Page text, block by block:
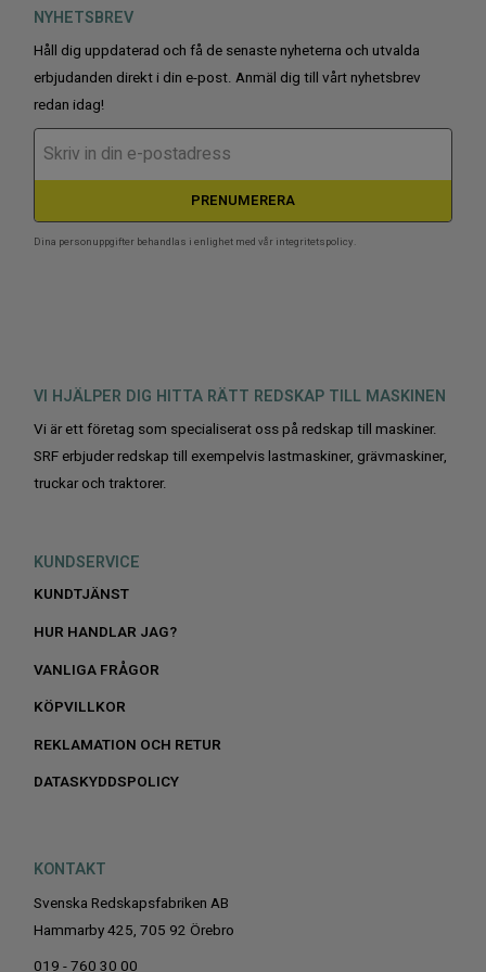
NYHETSBREV
Håll dig uppdaterad och få de senaste nyheterna och utvalda
erbjudanden direkt i din e-post. Anmäl dig till vårt nyhetsbrev
redan idag!
PRENUMERERA
Dina personuppgifter behandlas i enlighet med vår integritetspolicy.
VI HJÄLPER DIG HITTA RÄTT REDSKAP TILL MASKINEN
Vi är ett företag som specialiserat oss på redskap till maskiner.
SRF erbjuder redskap till exempelvis lastmaskiner, grävmaskiner,
truckar och traktorer.
KUNDSERVICE
KUNDTJÄNST
HUR HANDLAR JAG?
VANLIGA FRÅGOR
KÖPVILLKOR
REKLAMATION OCH RETUR
DATASKYDDSPOLICY
KONTAKT
Svenska Redskapsfabriken AB
Hammarby 425, 705 92 Örebro
019 - 760 30 00